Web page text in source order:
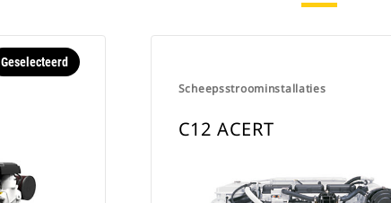
Geselecteerd
Scheepsstroominstallaties
C12 ACERT